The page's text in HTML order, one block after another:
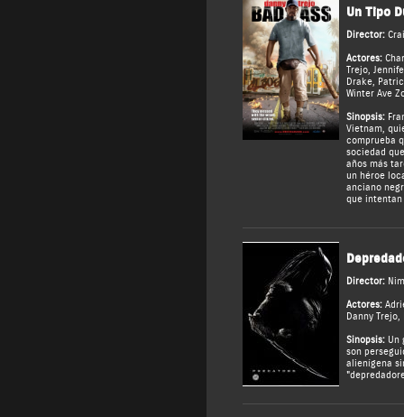
Un Tipo
Director:
Actores:
Trejo,
Drake,
Winter Ave
Sinopsis:
Vietnam,
comprueba
sociedad
años más
un héroe
anciano
que
Director:
Actores:
Danny Trejo,
Sinopsis:Un
son
alienígena